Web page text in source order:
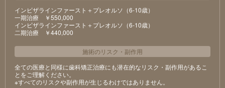
インビザラインファースト＋プレオルソ（6-10歳）
⼀期治療 ￥550,000
インビザラインファースト＋プレオルソ（6-10歳）
⼆期治療 ￥440,000
施術のリスク ・ 副作用
全ての医療と同様に歯科矯正治療にも潜在的なリスク・副作用があるこ
とをご理解ください。
※すべてのリスクや副作用が生じるわけではありません。